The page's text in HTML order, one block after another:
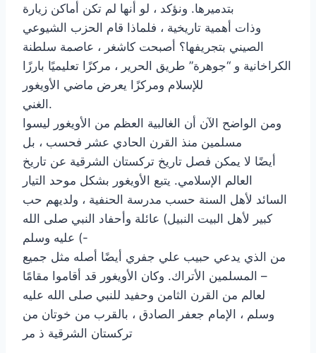
بتدميرها. ونؤكد ، لو أنها لم تكن أماكن زيارة
وذات أهمية تاريخية ، فلماذا قام الحزب الشيوعي
الصيني بتجريفها؟ أصبحت كاشغر ، عاصمة سلطنة
الكراخانية و “جوهرة” طريق الحرير ، مركزًا تعليميًا بارزًا
للإسلام ومركزًا يعرض ماضي الأويغور
الغني.
ومن الواضح الآن أن الغالبية العظم من الأويغور ليسوا
مسلمين منذ القرن الحادي عشر فحسب ، بل
أيضًا لا يمكن فصل تاريخ تركستان الشرقية عن تاريخ
العالم الإسلامي. يتبع الأويغور بشكل موحد التيار
السائد لأهل السنة حسب مدرسة الحنفية ، ولديهم حب
كبير لأهل البيت النبيل) عائلة وأحفاد النبي صلى الله
عليه وسلم (-
من الذي يدعي حبيب علي جفري أيضًا أصله مثل جميع
المسلمين الأتراك. وكان الأويغور قد أقاموا مقامًا –
لعالم من القرن الثامن وحفيد للنبي صلى الله عليه
وسلم ، الإمام جعفر الصادق ، بالقرب من خوتان من
تركستان الشرقية ذ مر